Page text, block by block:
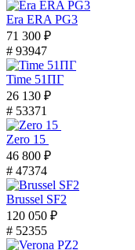
Era ERA PG3
71 300 ₽
# 93947
Time 51ПГ
26 130 ₽
# 53371
Zero 15
46 800 ₽
# 47374
Brussel SF2
120 050 ₽
# 52355